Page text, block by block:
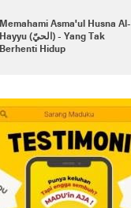
Memahami Asma'ul Husna Al-
Hayyu (الحيّ) - Yang Tak
Berhenti Hidup